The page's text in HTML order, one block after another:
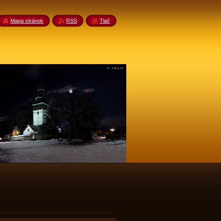
Mapa stránok RSS Tlač